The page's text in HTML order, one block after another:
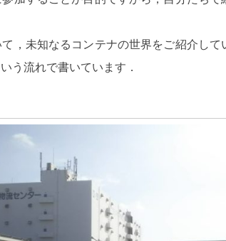
，未知なるコンテナの世界をご紹介し
う流れで書いています．